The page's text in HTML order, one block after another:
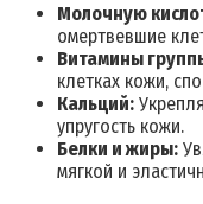
Молочную
омертвевшие
Витамины
клетках кожи,
Кальций:
упругость кожи.
Белки и жиры:
мягкой и